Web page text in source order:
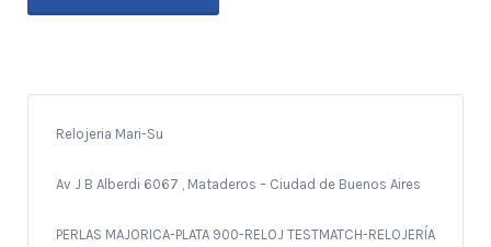
Relojeria Mari-Su
Av J B Alberdi 6067 , Mataderos – Ciudad de Buenos Aires
PERLAS MAJORICA-PLATA 900-RELOJ TESTMATCH-RELOJERÍA